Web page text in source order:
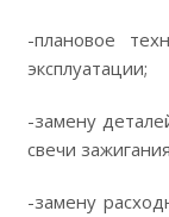
-плановое
эксплуатации;
-замену
свечи
-замену